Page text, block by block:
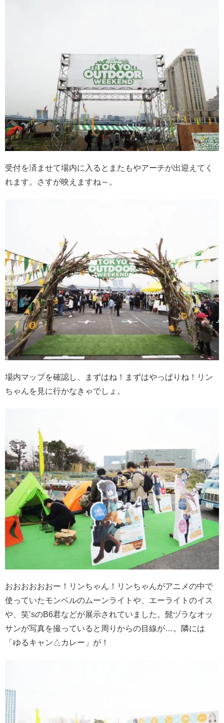
受付を済ませて場内に入るとまたもやアーチが出迎えてく
れます。さすが映えますね～。
場内マップを確認し、まずはね！まずはやっぱりね！リン
ちゃんを見に行かなきゃでしょ。
おおおおおおー！リンちゃん！リンちゃんがアニメの中で
使っていたモンベルのムーンライトや、エーライトのイス
や、笑’sのB6君などが展示されていました。髭ヅラなオッ
サンが写真を撮っていると周りからの目線が…。隣には
「ゆるキャン△カレー」が！